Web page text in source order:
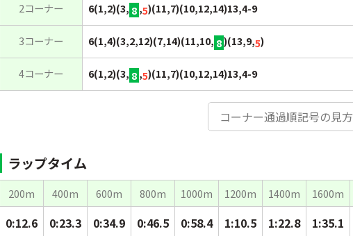
2コーナー 6(1,2)(3, 8,5)(11,7)(10,12,14)13,4-9
3コーナー 6(1,4)(3,2,12)(7,14)(11,10, 8)(13,9,5)
4コーナー 6(1,2)(3, 8,5)(11,7)(10,12,14)13,4-9
コーナー通過順記号の見方
ラップタイム
200m 400m 600m 800m
0:12.6 0:23.3 0:34.9
0:46.5
1000m 1200m 1400m 1600m
0:58.4 1:10.5 1:22.8
1:35.1